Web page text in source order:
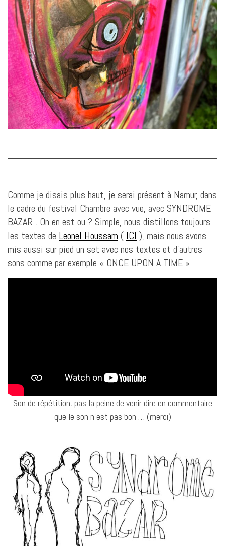
Comme je disais plus haut, je serai présent à Namur, dans
le cadre du festival Chambre avec vue, avec SYNDROME
BAZAR . On en est ou ? Simple, nous distillons toujours
les textes de Leonel Houssam ( ICI ), mais nous avons
mis aussi sur pied un set avec nos textes et d’autres
sons comme par exemple « ONCE UPON A TIME »
Son de répétition, pas la peine de venir dire en commentaire
que le son n’est pas bon … (merci)